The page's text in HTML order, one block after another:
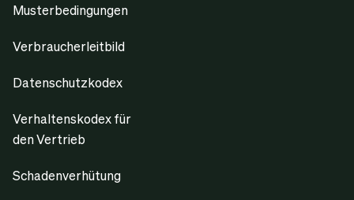
Musterbedingungen
Verbraucherleitbild
Datenschutzkodex
Verhaltenskodex für
den Vertrieb
Schadenverhütung